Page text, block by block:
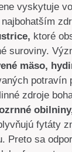
vyskytuje
ktoré
suroviny.
mäso,
potravín
zdroje
fytáty
Preto sa